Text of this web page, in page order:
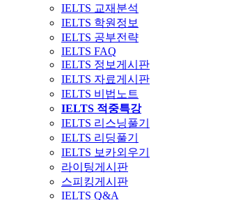
IELTS 교재분석
IELTS 학원정보
IELTS 공부전략
IELTS FAQ
IELTS 정보게시판
IELTS 자료게시판
IELTS 비법노트
IELTS 적중특강
IELTS 리스닝풀기
IELTS 리딩풀기
IELTS 보카외우기
라이팅게시판
스피킹게시판
IELTS Q&A